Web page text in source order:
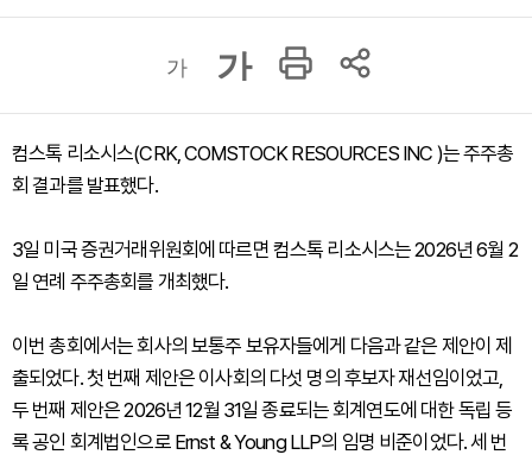
가 가
컴스톡 리소시스(CRK, COMSTOCK RESOURCES INC )는 주주총
회 결과를 발표했다.
3일 미국 증권거래위원회에 따르면 컴스톡 리소시스는 2026년 6월 2
일 연례 주주총회를 개최했다.
이번 총회에서는 회사의 보통주 보유자들에게 다음과 같은 제안이 제
출되었다. 첫 번째 제안은 이사회의 다섯 명의 후보자 재선임이었고,
두 번째 제안은 2026년 12월 31일 종료되는 회계연도에 대한 독립 등
록 공인 회계법인으로 Ernst & Young LLP의 임명 비준이었다. 세 번